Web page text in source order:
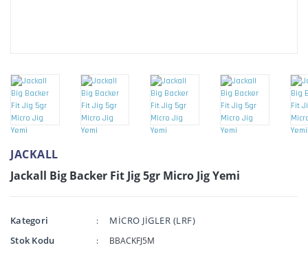
JACKALL
Jackall Big Backer Fit Jig 5gr Micro Jig Yemi
Kategori
MİCRO JİGLER (LRF)
Stok Kodu
BBACKFJ5M